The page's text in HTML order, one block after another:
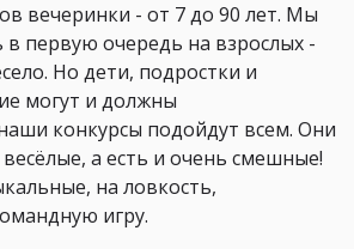
вечеринки - от 7 до 90 лет. Мы
первую очередь на взрослых -
Но дети, подростки и
могут и должны
конкурсы подойдут всем. Они
а есть и очень смешные!
на ловкость,
игру.